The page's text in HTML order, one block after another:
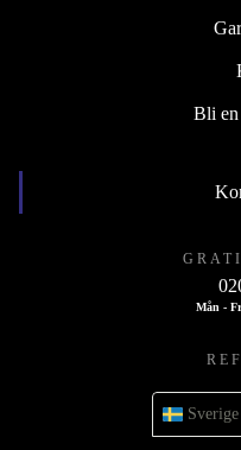
Bli en
Mån -
Sverige